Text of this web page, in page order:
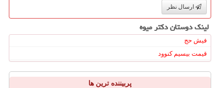
ارسال نظر
لینک دوستان دكتر میوه
فیش حج
قیمت بیسیم کنوود
پربیننده ترین ها